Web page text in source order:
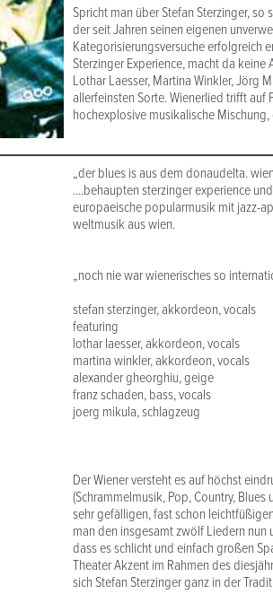
Spricht man über Stefan Sterzinger,
der seit Jahren seinen eigenen
Kategorisierungsversuche erfolgreich
Sterzinger Experience, macht da
Lothar Laesser, Martina Winkler, Jörg
allerfeinsten Sorte. Wienerlied trifft auf
hochexplosive musikalische
„der blues is aus dem donaudelta.
....behaupten sterzinger experience
europaeische popularmusik mit jazz-
weltmusik aus wien.
„noch nie war wienerisches so
stefan sterzinger, akkordeon, vocals
featuring
lothar laesser, akkordeon, vocals
martina winkler, akkordeon, vocals
alexander gheorghiu, geige
franz schaden, bass, vocals
joerg mikula, schlagzeug
Der Wiener versteht es auf höchst
(Schrammelmusik, Pop, Country,
sehr gefälligen, fast schon
man den insgesamt zwölf Liedern
dass es schlicht und einfach großen
Theater Akzent im Rahmen des
sich Stefan Sterzinger ganz in der